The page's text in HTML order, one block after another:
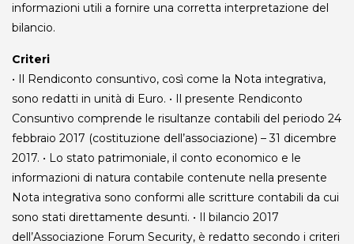
informazioni utili a fornire una corretta interpretazione del
bilancio.
Criteri
• Il Rendiconto consuntivo, così come la Nota integrativa,
sono redatti in unità di Euro. • Il presente Rendiconto
Consuntivo comprende le risultanze contabili del periodo 24
febbraio 2017 (costituzione dell’associazione) – 31 dicembre
2017. • Lo stato patrimoniale, il conto economico e le
informazioni di natura contabile contenute nella presente
Nota integrativa sono conformi alle scritture contabili da cui
sono stati direttamente desunti. • Il bilancio 2017
dell’Associazione Forum Security, è redatto secondo i criteri